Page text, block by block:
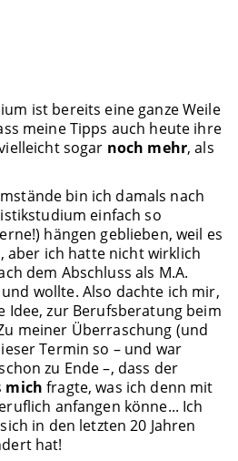
ist bereits eine ganze Weile
meine Tipps auch heute ihre
sogar noch mehr, als
bin ich damals nach
einfach so
hängen geblieben, weil es
aber ich hatte nicht wirklich
dem Abschluss als M.A.
wollte. Also dachte ich mir,
Idee, zur Berufsberatung beim
meiner Überraschung (und
Termin so – und war
zu Ende –, dass der
mich fragte, was ich denn mit
anfangen könne... Ich
in den letzten 20 Jahren
hat!